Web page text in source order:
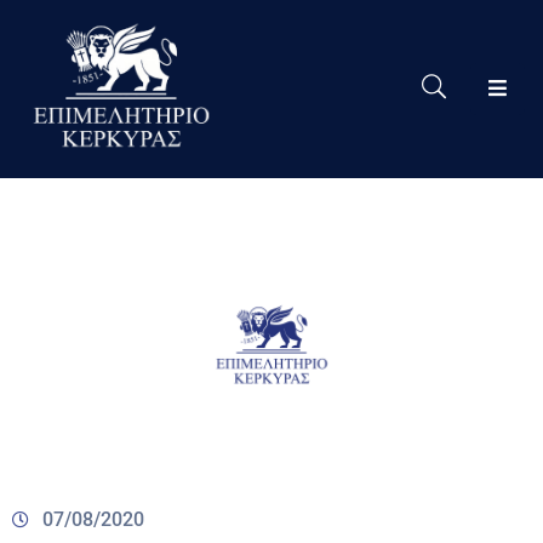
Το
Eπιμελητήριο
07/08/2020